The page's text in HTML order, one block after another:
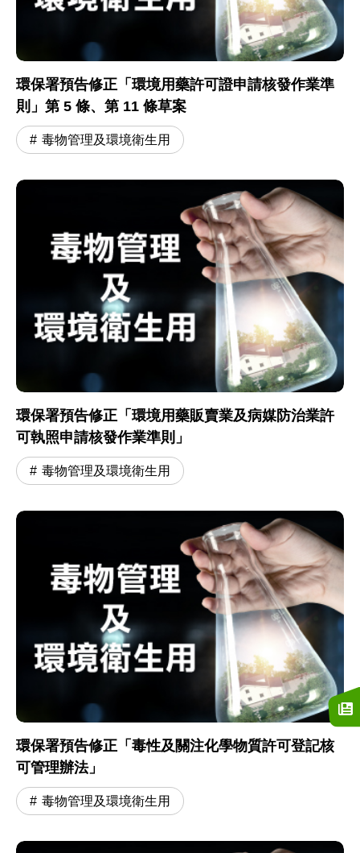
環保署預告修正「環境用藥許可證申請核發作業準
則」第 5 條、第 11 條草案
毒物管理及環境衛生用
環保署預告修正「環境用藥販賣業及病媒防治業許
可執照申請核發作業準則」
毒物管理及環境衛生用
環保署預告修正「毒性及關注化學物質許可登記核
可管理辦法」
毒物管理及環境衛生用